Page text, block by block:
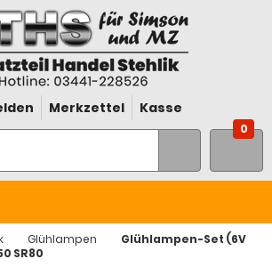
Merkzettel Kasse
0
Glühlampen
Glühlampen-Set (6V
SR80